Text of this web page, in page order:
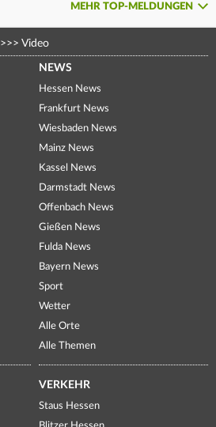
MEHR TOP-MELDUNGEN
>>> Video
NEWS
Hessen News
Frankfurt News
Wiesbaden News
Mainz News
Kassel News
Darmstadt News
Offenbach News
Gießen News
Fulda News
Bayern News
Sport
Wetter
Alle Orte
Alle Themen
VERKEHR
Staus Hessen